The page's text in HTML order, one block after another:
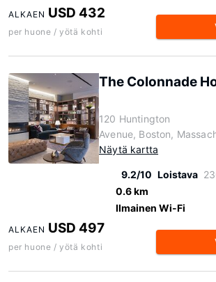
ALKAEN USD 432
per huone / yötä kohti
The Colonnade
120 Huntington
Avenue, Boston,
Näytä kartta
9.2/10 Loistava
0.6 km
Ilmainen Wi-Fi
ALKAEN USD 497
per huone / yötä kohti